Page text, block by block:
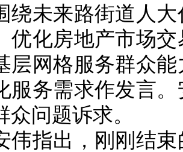
绕未来路街道人
优化房地产市场
层网格服务群众
服务需求作发言
众问题诉求。
出，刚刚结束